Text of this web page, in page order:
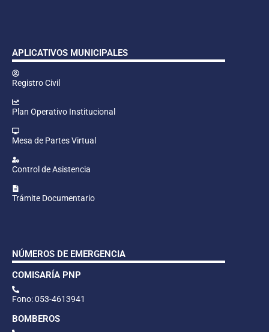
APLICATIVOS MUNICIPALES
Registro Civil
Plan Operativo Institucional
Mesa de Partes Virtual
Control de Asistencia
Trámite Documentario
NÚMEROS DE EMERGENCIA
COMISARÍA PNP
Fono: 053-4613941
BOMBEROS